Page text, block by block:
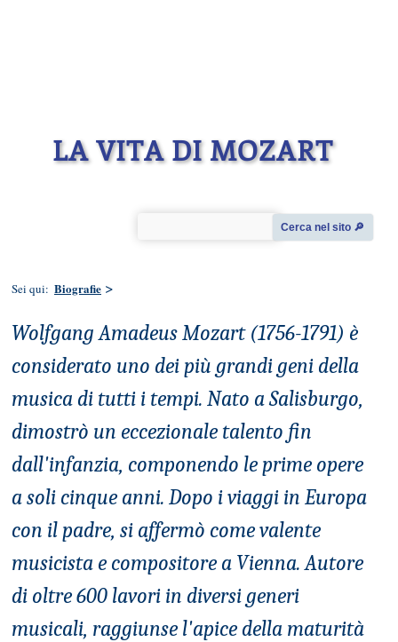
LA VITA DI MOZART
Cerca nel sito 🔎︎
Sei qui: Biografie >
Wolfgang Amadeus Mozart (1756-1791) è
considerato uno dei più grandi geni della
musica di tutti i tempi. Nato a Salisburgo,
dimostrò un eccezionale talento fin
dall'infanzia, componendo le prime opere
a soli cinque anni. Dopo i viaggi in Europa
con il padre, si affermò come valente
musicista e compositore a Vienna. Autore
di oltre 600 lavori in diversi generi
musicali, raggiunse l'apice della maturità